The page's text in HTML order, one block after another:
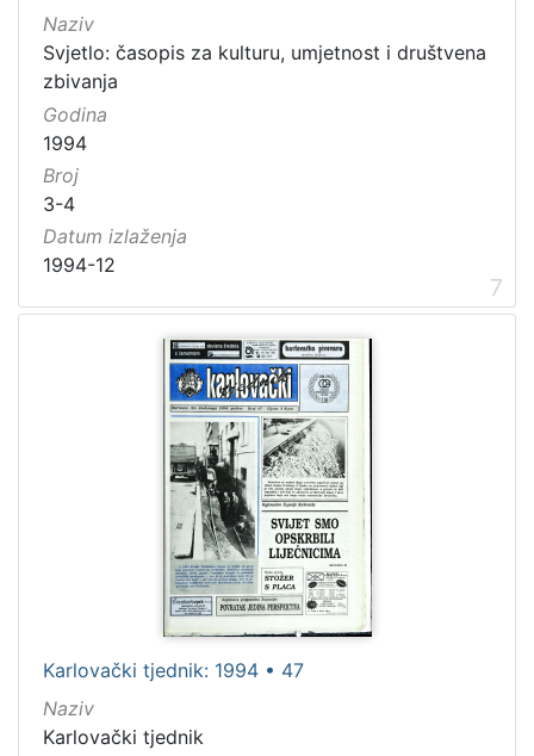
Naziv
Svjetlo: časopis za kulturu, umjetnost i društvena
zbivanja
Godina
1994
Broj
3-4
Datum izlaženja
1994-12
7
Karlovački tjednik: 1994 • 47
Naziv
Karlovački tjednik